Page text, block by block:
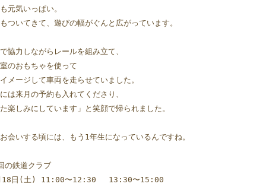
元気いっぱい。
ついてきて、遊びの幅がぐんと広がっています。
協力しながらレールを組み立て、
のおもちゃを使って
メージして車両を走らせていました。
は来月の予約も入れてくださり、
楽しみにしています」と笑顔で帰られました。
会いする頃には、もう1年生になっているんですね。
鉄道クラブ
日(土) 11:00〜12:30 　13:30〜15:00